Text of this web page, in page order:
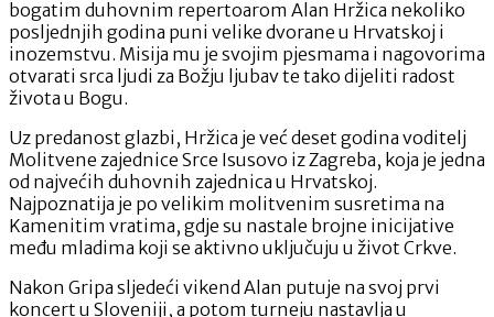
bogatim duhovnim repertoarom Alan Hržica nekoliko
posljednjih godina puni velike dvorane u Hrvatskoj i
inozemstvu. Misija mu je svojim pjesmama i nagovorima
otvarati srca ljudi za Božju ljubav te tako dijeliti radost
života u Bogu.
Uz predanost glazbi, Hržica je već deset godina voditelj
Molitvene zajednice Srce Isusovo iz Zagreba, koja je jedna
od najvećih duhovnih zajednica u Hrvatskoj.
Najpoznatija je po velikim molitvenim susretima na
Kamenitim vratima, gdje su nastale brojne inicijative
među mladima koji se aktivno uključuju u život Crkve.
Nakon Gripa sljedeći vikend Alan putuje na svoj prvi
koncert u Sloveniji, a potom turneju nastavlja u